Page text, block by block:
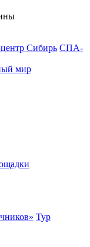
Сибирь СПА-
мир
Тур